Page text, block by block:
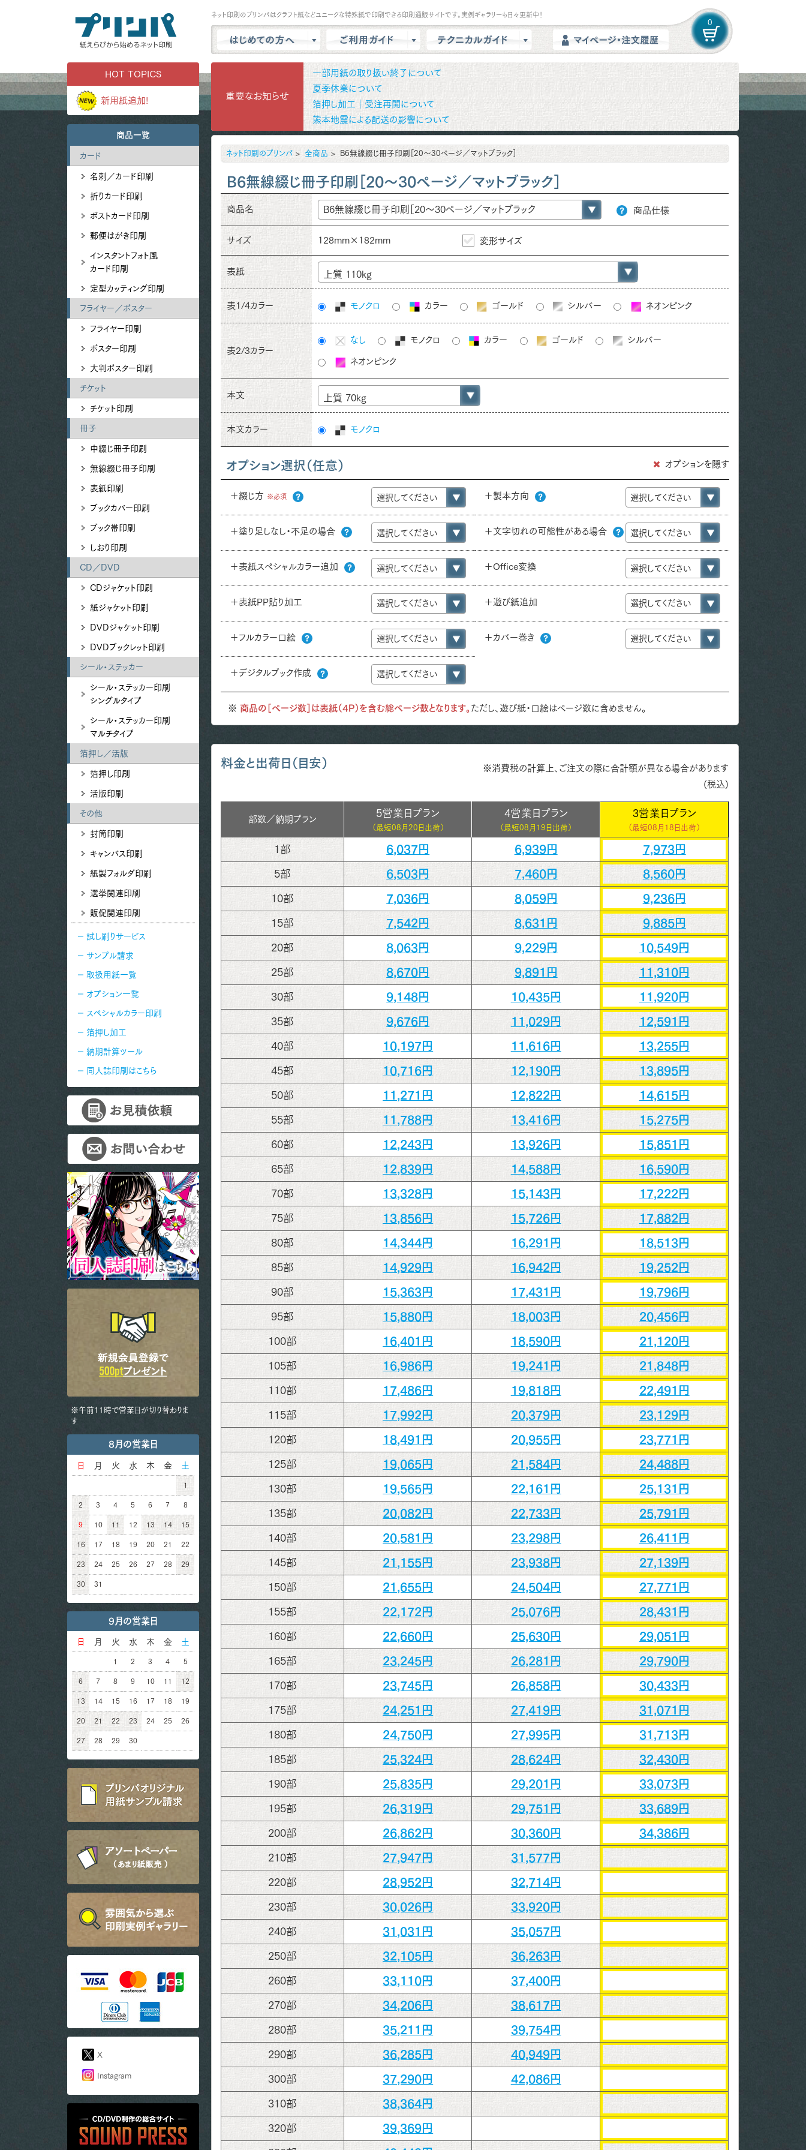
ネット印刷のプリンパはクラフト紙などユニークな特殊紙で印刷できる印刷通販サイトです。実例ギャラリーも日々更新中！
よくある質問
お問い合わせ
会員登録・ポイント
商品選択・カート
支払方法
データ入稿
増刷
配送方法/料金
テンプレート
印刷の基礎知識
0
HOT TOPICS
新用紙追加!
商品一覧
カード
名刺／カード印刷
折りカード印刷
ポストカード印刷
郵便はがき印刷
インスタントフォト風
カード印刷
定型カッティング印刷
フライヤー／ポスター
フライヤー印刷
ポスター印刷
大判ポスター印刷
チケット
チケット印刷
冊子
中綴じ冊子印刷
無線綴じ冊子印刷
表紙印刷
ブックカバー印刷
ブック帯印刷
しおり印刷
CD／DVD
CDジャケット印刷
紙ジャケット印刷
DVDジャケット印刷
DVDブックレット印刷
シール・ステッカー
シール・ステッカー印刷
シングルタイプ
シール・ステッカー印刷
マルチタイプ
箔押し／活版
箔押し印刷
活版印刷
その他
封筒印刷
キャンバス印刷
紙製フォルダ印刷
選挙関連印刷
販促関連印刷
試し刷りサービス
サンプル請求
取扱用紙一覧
オプション一覧
スペシャルカラー印刷
箔押し加工
納期計算ツール
同人誌印刷はこちら
※午前11時で営業日が切り替わりま
す
8月の営業日
日 月 火 水 木 金 土
1
2 3 4 5 6 7 8
9 10 11 12 13 14 15
16 17 18 19 20 21 22
23 24 25 26 27 28 29
30 31
9月の営業日
日 月 火 水 木 金 土
1 2 3 4 5
6 7 8 9 10 11 12
13 14 15 16 17 18 19
20 21 22 23 24 25 26
27 28 29 30
X
Instagram
重要なお知らせ
一部用紙の取り扱い終了について
夏季休業について
箔押し加工｜受注再開について
熊本地震による配送の影響について
ネット印刷のプリンパ 全商品 B6無線綴じ冊子印刷［20～30ページ／マットブラック］
B6無線綴じ冊子印刷［20～30ページ／マットブラック］
商品名 商品仕様
サイズ 128mm×182mm 変形サイズ
表紙 上質 110kg
表1/4カラー モノクロ カラー ゴールド シルバー ネオンピンク
表2/3カラー
なし モノクロ カラー ゴールド シルバー
ネオンピンク
本文 上質 70kg
本文カラー モノクロ
オプション選択（任意） オプションを隠す
＋綴じ方 ※必須 ＋製本方向
＋塗り足しなし・不足の場合 ＋文字切れの可能性がある場合
＋表紙スペシャルカラー追加 ＋Office変換
＋表紙PP貼り加工 ＋遊び紙追加
＋フルカラー口絵 ＋カバー巻き
＋デジタルブック作成
商品の［ページ数］は表紙（4P）を含む総ページ数となります。 ただし、遊び紙・口絵はページ数に含めません。
料金と出荷日（目安）
※消費税の計算上、ご注文の際に合計額が異なる場合があります
(税込)
部数／ 納期プラン
5営業日プラン
（最短08月20日出荷）
4営業日プラン
（最短08月19日出荷）
3営業日プラン
（最短08月18日出荷）
1部 6,037円 6,939円 7,973円
5部 6,503円 7,460円 8,560円
10部 7,036円 8,059円 9,236円
15部 7,542円 8,631円 9,885円
20部 8,063円 9,229円 10,549円
25部 8,670円 9,891円 11,310円
30部 9,148円 10,435円 11,920円
35部 9,676円 11,029円 12,591円
40部 10,197円 11,616円 13,255円
45部 10,716円 12,190円 13,895円
50部 11,271円 12,822円 14,615円
55部 11,788円 13,416円 15,275円
60部 12,243円 13,926円 15,851円
65部 12,839円 14,588円 16,590円
70部 13,328円 15,143円 17,222円
75部 13,856円 15,726円 17,882円
80部 14,344円 16,291円 18,513円
85部 14,929円 16,942円 19,252円
90部 15,363円 17,431円 19,796円
95部 15,880円 18,003円 20,456円
100部 16,401円 18,590円 21,120円
105部 16,986円 19,241円 21,848円
110部 17,486円 19,818円 22,491円
115部 17,992円 20,379円 23,129円
120部 18,491円 20,955円 23,771円
125部 19,065円 21,584円 24,488円
130部 19,565円 22,161円 25,131円
135部 20,082円 22,733円 25,791円
140部 20,581円 23,298円 26,411円
145部 21,155円 23,938円 27,139円
150部 21,655円 24,504円 27,771円
155部 22,172円 25,076円 28,431円
160部 22,660円 25,630円 29,051円
165部 23,245円 26,281円 29,790円
170部 23,745円 26,858円 30,433円
175部 24,251円 27,419円 31,071円
180部 24,750円 27,995円 31,713円
185部 25,324円 28,624円 32,430円
190部 25,835円 29,201円 33,073円
195部 26,319円 29,751円 33,689円
200部 26,862円 30,360円 34,386円
210部 27,947円 31,577円
220部 28,952円 32,714円
230部 30,026円 33,920円
240部 31,031円 35,057円
250部 32,105円 36,263円
260部 33,110円 37,400円
270部 34,206円 38,617円
280部 35,211円 39,754円
290部 36,285円 40,949円
300部 37,290円 42,086円
310部 38,364円
320部 39,369円